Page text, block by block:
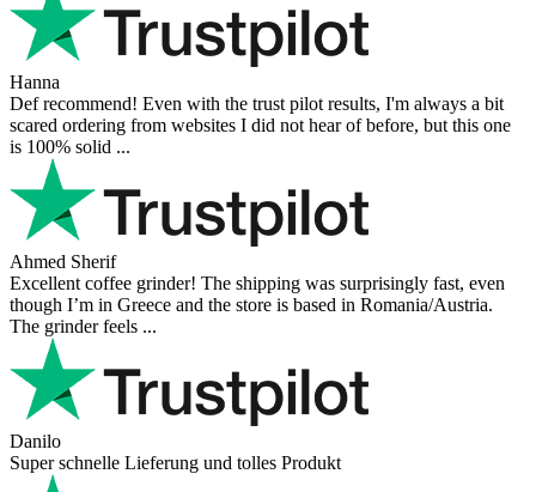
Hanna
Def recommend! Even with the trust pilot results, I'm always a bit
scared ordering from websites I did not hear of before, but this one
is 100% solid ...
Ahmed Sherif
Excellent coffee grinder! The shipping was surprisingly fast, even
though I’m in Greece and the store is based in Romania/Austria.
The grinder feels ...
Danilo
Super schnelle Lieferung und tolles Produkt